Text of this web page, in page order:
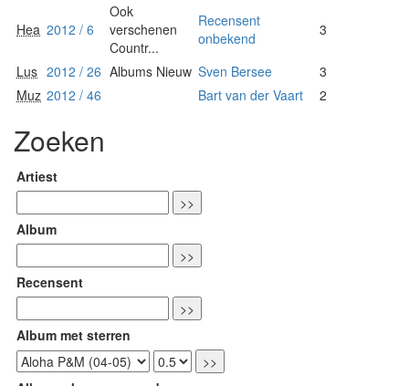
Hea 2012 / 6
Ook
verschenen
Countr...
Recensent
onbekend
3
Lus 2012 / 26 Albums Nieuw Sven Bersee
3
Muz 2012 / 46 Bart van der Vaart 2
Zoeken
Artiest
Album
Recensent
Album met sterren